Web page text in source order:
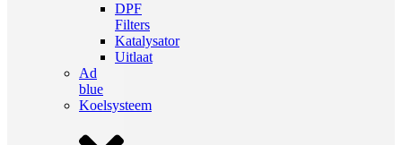
DPF
Filters
Katalysator
Uitlaat
Ad
blue
Koelsysteem